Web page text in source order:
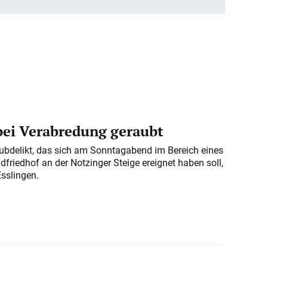
Verabredung geraubt
das sich am Sonntagabend im Bereich eines
an der Notzinger Steige ereignet haben soll,